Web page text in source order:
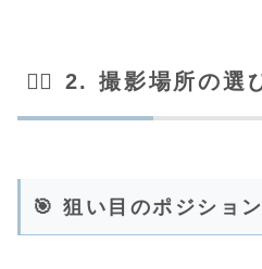
🏃‍♀️ 2. 撮影場所の選
🎯 狙い目のポジション